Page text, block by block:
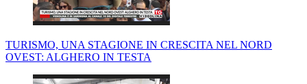
TURISMO, UNA STAGIONE IN CRESCITA NEL NORD
OVEST: ALGHERO IN TESTA